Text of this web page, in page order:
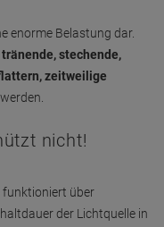
enorme Belastung dar.
stechende,
zeitweilige
nicht!
funktioniert über
der Lichtquelle in